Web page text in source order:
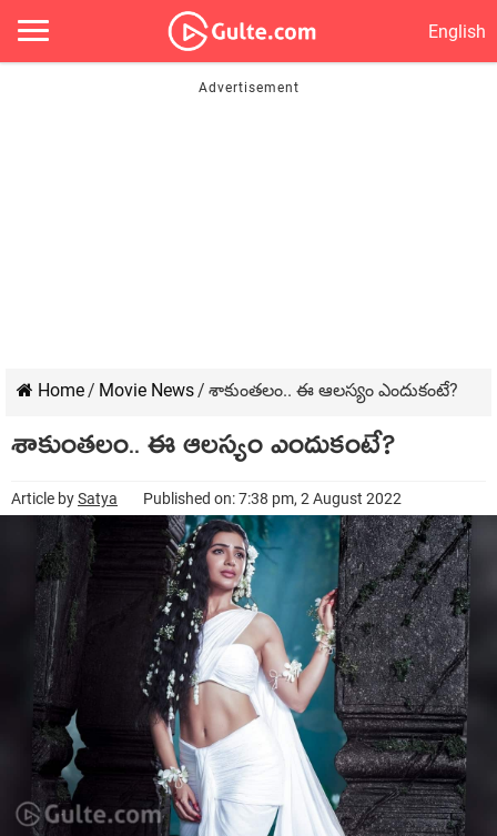
English
Home/ Movie News/ శాకుంతలం.. ఈ ఆలస్యం ఎందుకంటే?
శాకుంతలం.. ఈ ఆలస్యం ఎందుకంటే?
Article bySatya Published on: 7:38 pm, 2 August 2022